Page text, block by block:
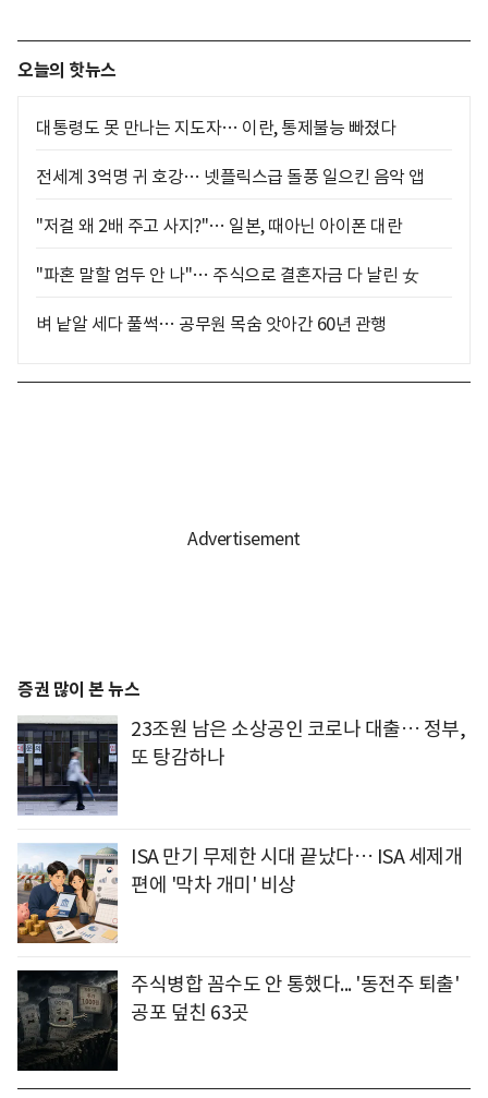
오늘의 핫뉴스
대통령도 못 만나는 지도자… 이란, 통제불능 빠졌다
전세계 3억명 귀 호강… 넷플릭스급 돌풍 일으킨 음악 앱
"저걸 왜 2배 주고 사지?"… 일본, 때아닌 아이폰 대란
"파혼 말할 엄두 안 나"… 주식으로 결혼자금 다 날린 女
벼 낱알 세다 풀썩… 공무원 목숨 앗아간 60년 관행
증권 많이 본 뉴스
23조원 남은 소상공인 코로나 대출… 정부,
또 탕감하나
ISA 만기 무제한 시대 끝났다… ISA 세제개
편에 '막차 개미' 비상
주식병합 꼼수도 안 통했다... '동전주 퇴출'
공포 덮친 63곳